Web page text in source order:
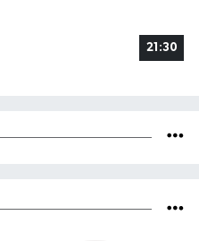
21:30